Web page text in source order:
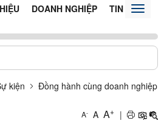
DOANH NGHIỆP TIN TỨC -
Toggle
kiện Đồng hành cùng doanh nghiệp
A- A A+ |